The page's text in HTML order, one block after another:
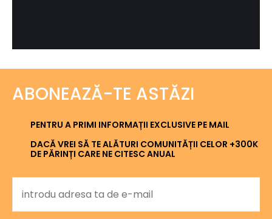
ABONEAZĂ-TE ASTĂZI
PENTRU A PRIMI INFORMAȚII EXCLUSIVE PE MAIL
DACĂ VREI SĂ TE ALĂTURI COMUNITĂȚII CELOR +300K
DE PĂRINȚI CARE NE CITESC ANUAL